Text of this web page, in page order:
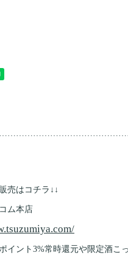
売はコチラ↓↓
ム本店
イント3%常時還元や限定酒こ